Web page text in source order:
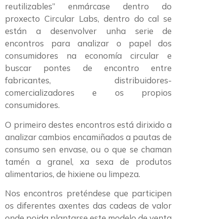
reutilizables” enmárcase dentro do
proxecto Circular Labs, dentro do cal se
están a desenvolver unha serie de
encontros para analizar o papel dos
consumidores na economía circular e
buscar pontes de encontro entre
fabricantes, distribuidores-
comercializadores e os propios
consumidores.
O primeiro destes encontros está dirixido a
analizar cambios encamiñados a pautas de
consumo sen envase, ou o que se chaman
tamén a granel, xa sexa de produtos
alimentarios, de hixiene ou limpeza.
Nos encontros preténdese que participen
os diferentes axentes das cadeas de valor